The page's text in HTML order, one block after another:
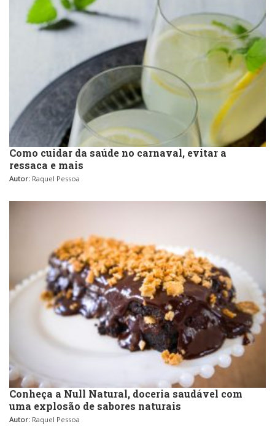
Como cuidar da saúde no carnaval, evitar a
ressaca e mais
Autor: Raquel Pessoa
Conheça a Null Natural, doceria saudável com
uma explosão de sabores naturais
Autor: Raquel Pessoa